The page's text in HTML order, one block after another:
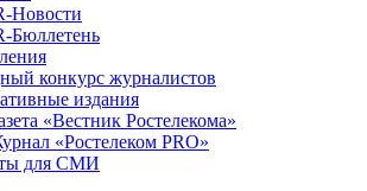
Новости
Бюллетень
конкурс журналистов
издания
«Вестник Ростелекома»
«Ростелеком PRO»
для СМИ